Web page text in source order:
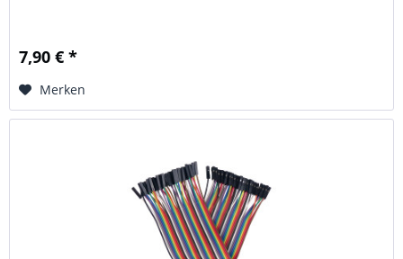
7,90 € *
Merken